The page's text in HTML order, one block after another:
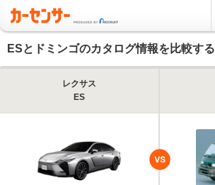
ESとドミンゴのカタログ情報を比較する
レクサス
ES